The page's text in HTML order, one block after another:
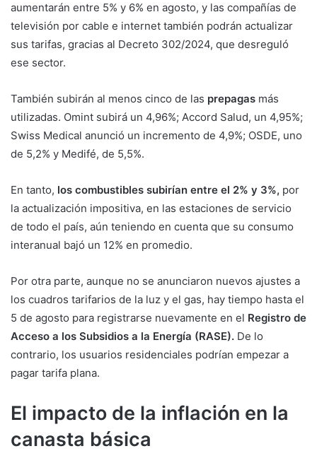
aumentarán entre 5% y 6% en agosto, y las compañías de
televisión por cable e internet también podrán actualizar
sus tarifas, gracias al Decreto 302/2024, que desreguló
ese sector.
También subirán al menos cinco de las prepagas más
utilizadas. Omint subirá un 4,96%; Accord Salud, un 4,95%;
Swiss Medical anunció un incremento de 4,9%; OSDE, uno
de 5,2% y Medifé, de 5,5%.
En tanto, los combustibles subirían entre el 2% y 3%, por
la actualización impositiva, en las estaciones de servicio
de todo el país, aún teniendo en cuenta que su consumo
interanual bajó un 12% en promedio.
Por otra parte, aunque no se anunciaron nuevos ajustes a
los cuadros tarifarios de la luz y el gas, hay tiempo hasta el
5 de agosto para registrarse nuevamente en el Registro de
Acceso a los Subsidios a la Energía (RASE). De lo
contrario, los usuarios residenciales podrían empezar a
pagar tarifa plana.
El impacto de la inflación en la
canasta básica